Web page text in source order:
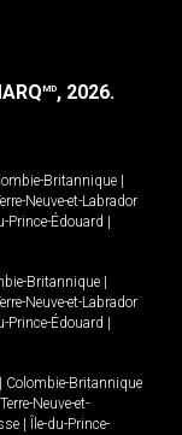
MD, 2026.
Britannique
Neuve-et-Labrador
Prince-Édouard
Britannique
Neuve-et-Labrador
Prince-Édouard
Colombie-Britannique
Terre-Neuve-et-
Île-du-Prince-